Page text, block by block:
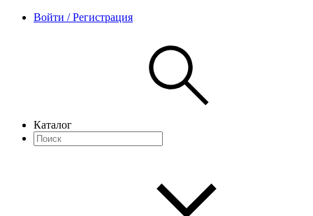
Войти / Регистрация
Каталог